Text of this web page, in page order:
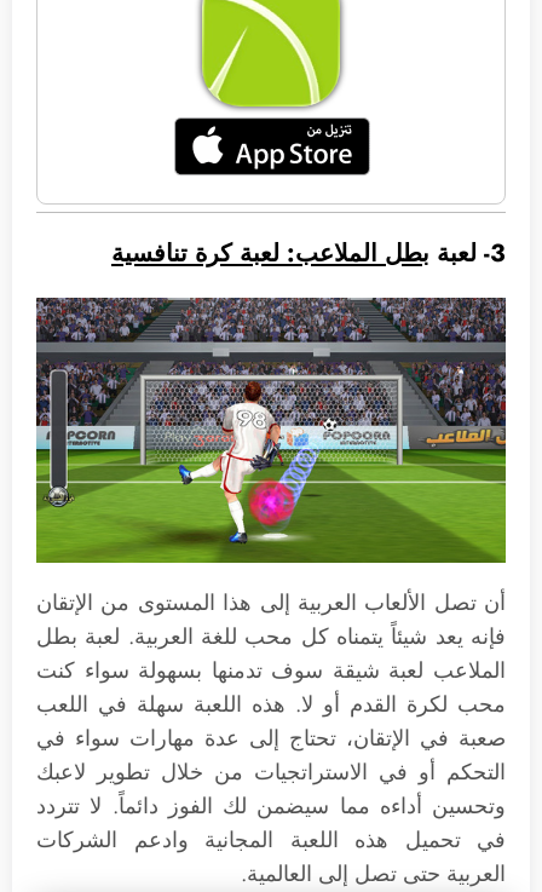
3- لعبة بطل الملاعب: لعبة كرة تنافسية
أن تصل الألعاب العربية إلى هذا المستوى من الإتقان
فإنه يعد شيئاً يتمناه كل محب للغة العربية. لعبة بطل
الملاعب لعبة شيقة سوف تدمنها بسهولة سواء كنت
محب لكرة القدم أو لا. هذه اللعبة سهلة في اللعب
صعبة في الإتقان، تحتاج إلى عدة مهارات سواء في
التحكم أو في الاستراتجيات من خلال تطوير لاعبك
وتحسين أداءه مما سيضمن لك الفوز دائماً. لا تتردد
في تحميل هذه اللعبة المجانية وادعم الشركات
العربية حتى تصل إلى العالمية.